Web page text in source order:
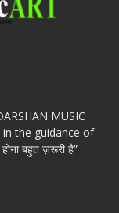
MUSIC
in the guidance of
बहुत ज़रूरी है”